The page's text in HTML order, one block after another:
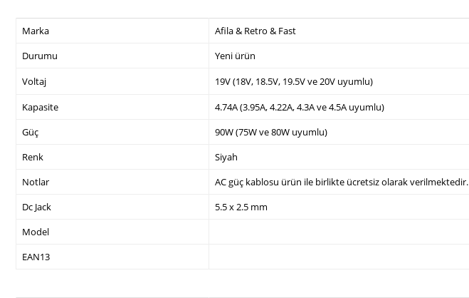
Marka
Afila & Retro & Fast
Durumu
Yeni ürün
Voltaj
19V (18V, 18.5V, 19.5V ve 20V uyumlu)
Kapasite
4.74A (3.95A, 4.22A, 4.3A ve 4.5A uyumlu)
Güç
90W (75W ve 80W uyumlu)
Renk
Siyah
Notlar
AC güç kablosu ürün ile birlikte ücretsiz olarak verilmektedir.
Dc Jack
5.5 x 2.5 mm
Model
EAN13